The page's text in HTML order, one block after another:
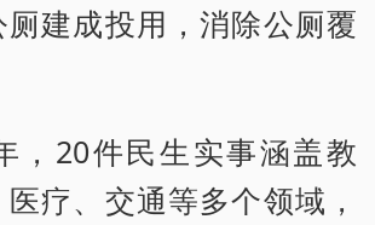
建成投用，消除公厕覆
20件民生实事涵盖教
疗、交通等多个领域，